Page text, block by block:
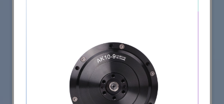
株式会社クリエイティブテクノロジー
#スマートプロダクションロボット
#スマートコミュニティロボット